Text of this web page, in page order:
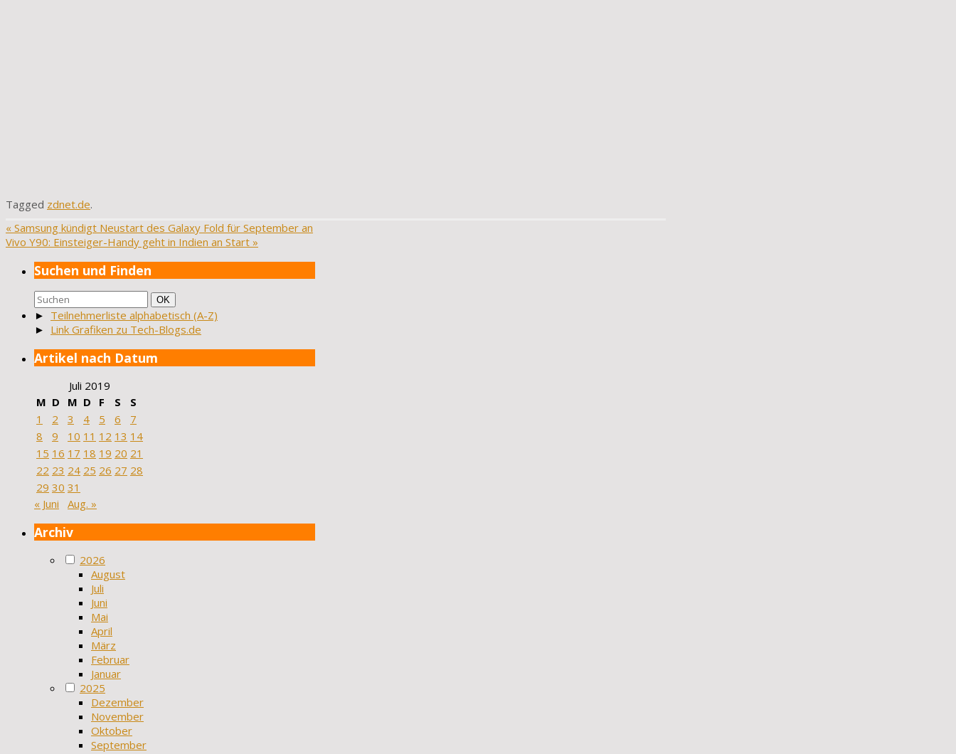
Tagged zdnet.de.
« Samsung kündigt Neustart des Galaxy Fold für September an
Vivo Y90: Einsteiger-Handy geht in Indien an Start »
Suchen und Finden
Suchen
nach:
Suchen
OK
► Teilnehmerliste alphabetisch (A-Z)
► Link Grafiken zu Tech-Blogs.de
Artikel nach Datum
Juli 2019
M D M D F S
S
1
2 3 4 5 6
7
8
9 10 11 12 13 14
15 16 17 18 19 20 21
22 23 24 25 26 27 28
29 30 31
« Juni
Aug. »
Archiv
2026
August
Juli
Juni
Mai
April
März
Februar
Januar
2025
Dezember
November
Oktober
September